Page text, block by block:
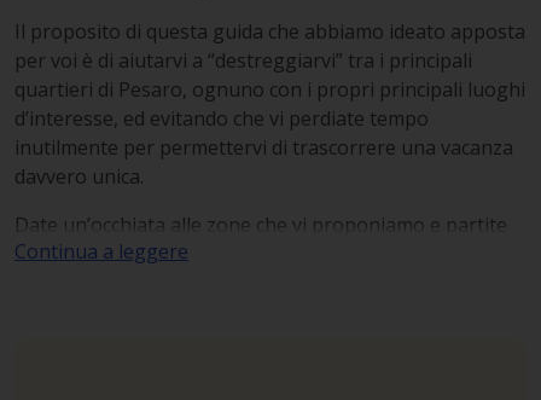
Il proposito di questa guida che abbiamo ideato apposta
per voi è di aiutarvi a “destreggiarvi” tra i principali
quartieri di Pesaro, ognuno con i propri principali luoghi
d’interesse, ed evitando che vi perdiate tempo
inutilmente per permettervi di trascorrere una vacanza
davvero unica.
Date un’occhiata alle zone che vi proponiamo e partite
in auto dalla zona che più attira la vostra attenzione:
Continua a leggere